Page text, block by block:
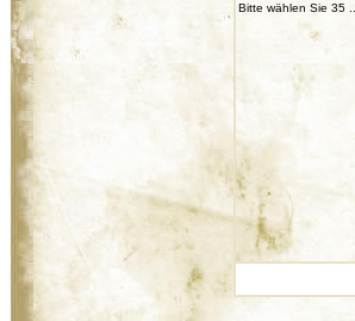
Bitte wählen Sie 35 ...